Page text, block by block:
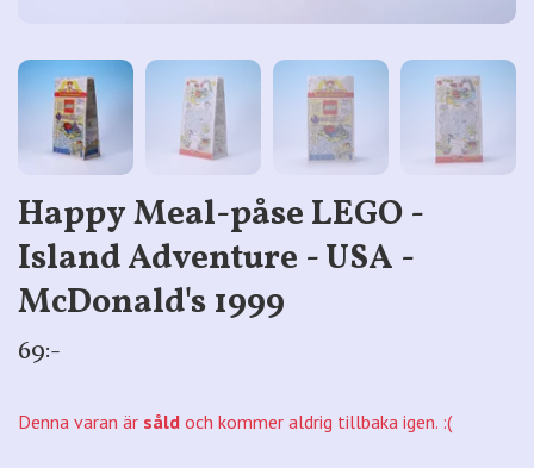
Happy Meal-påse LEGO -
Island Adventure - USA -
McDonald's 1999
69:-
Denna varan är såld och kommer aldrig tillbaka igen. :(